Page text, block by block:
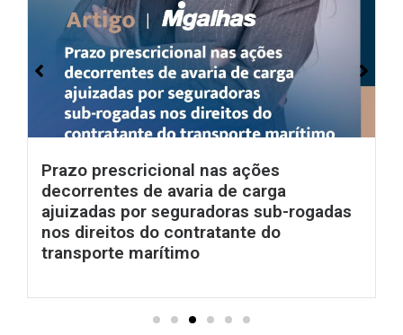
Prazo prescricional nas ações
decorrentes de avaria de carga
ajuizadas por seguradoras sub-rogadas
nos direitos do contratante do
transporte marítimo